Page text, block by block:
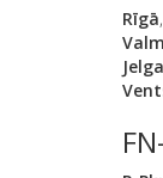
Rīgā